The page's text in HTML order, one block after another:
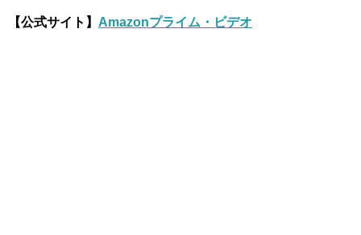
【公式サイト】 Amazonプライム・ビデオ